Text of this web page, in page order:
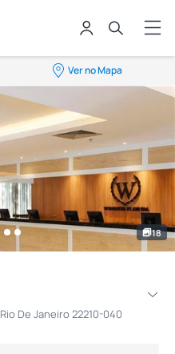
Ver no Mapa
18
De Janeiro 22210-040